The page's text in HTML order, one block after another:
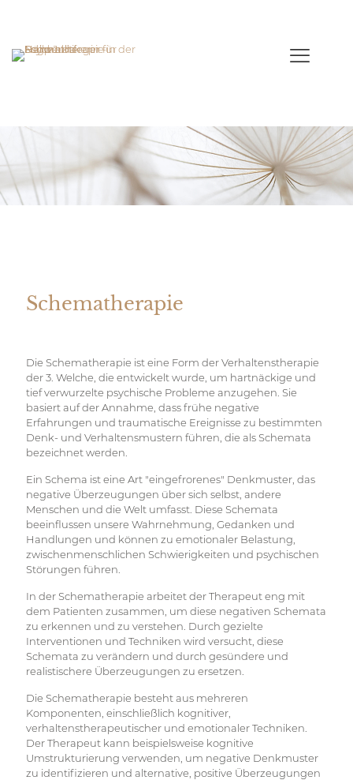
Schematherapie
Die Schematherapie ist eine Form der Verhaltenstherapie
der 3. Welche, die entwickelt wurde, um hartnäckige und
tief verwurzelte psychische Probleme anzugehen. Sie
basiert auf der Annahme, dass frühe negative
Erfahrungen und traumatische Ereignisse zu bestimmten
Denk- und Verhaltensmustern führen, die als Schemata
bezeichnet werden.
Ein Schema ist eine Art "eingefrorenes" Denkmuster, das
negative Überzeugungen über sich selbst, andere
Menschen und die Welt umfasst. Diese Schemata
beeinflussen unsere Wahrnehmung, Gedanken und
Handlungen und können zu emotionaler Belastung,
zwischenmenschlichen Schwierigkeiten und psychischen
Störungen führen.
In der Schematherapie arbeitet der Therapeut eng mit
dem Patienten zusammen, um diese negativen Schemata
zu erkennen und zu verstehen. Durch gezielte
Interventionen und Techniken wird versucht, diese
Schemata zu verändern und durch gesündere und
realistischere Überzeugungen zu ersetzen.
Die Schematherapie besteht aus mehreren
Komponenten, einschließlich kognitiver,
verhaltenstherapeutischer und emotionaler Techniken.
Der Therapeut kann beispielsweise kognitive
Umstrukturierung verwenden, um negative Denkmuster
zu identifizieren und alternative, positive Überzeugungen